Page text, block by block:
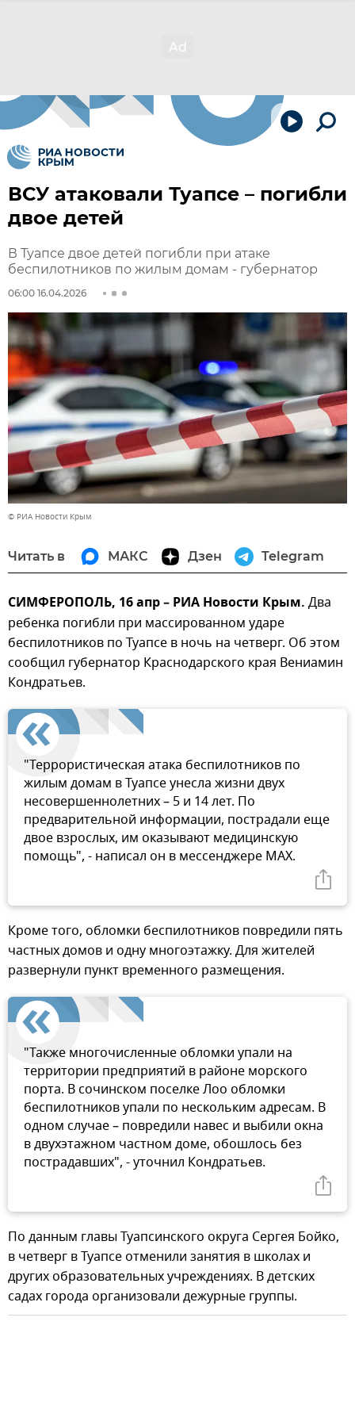
ВСУ атаковали Туапсе – погибли
двое детей
В Туапсе двое детей погибли при атаке
беспилотников по жилым домам - губернатор
06:00 16.04.2026
© РИА Новости Крым
Читать в МАКС Дзен Telegram
СИМФЕРОПОЛЬ, 16 апр – РИА Новости Крым. Два
ребенка погибли при массированном ударе
беспилотников по Туапсе в ночь на четверг. Об этом
сообщил губернатор Краснодарского края Вениамин
Кондратьев.
"Террористическая атака беспилотников по
жилым домам в Туапсе унесла жизни двух
несовершеннолетних – 5 и 14 лет. По
предварительной информации, пострадали еще
двое взрослых, им оказывают медицинскую
помощь", - написал он в мессенджере MAX.
Кроме того, обломки беспилотников повредили пять
частных домов и одну многоэтажку. Для жителей
развернули пункт временного размещения.
"Также многочисленные обломки упали на
территории предприятий в районе морского
порта. В сочинском поселке Лоо обломки
беспилотников упали по нескольким адресам. В
одном случае – повредили навес и выбили окна
в двухэтажном частном доме, обошлось без
пострадавших", - уточнил Кондратьев.
По данным главы Туапсинского округа Сергея Бойко,
в четверг в Туапсе отменили занятия в школах и
других образовательных учреждениях. В детских
садах города организовали дежурные группы.